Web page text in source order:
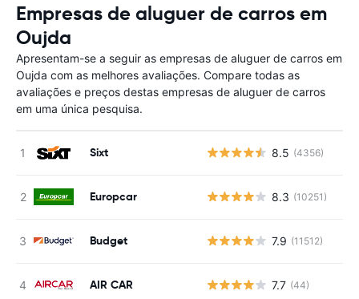
Empresas de aluguer de carros em
Oujda
Apresentam-se a seguir as empresas de aluguer de carros em
Oujda com as melhores avaliações. Compare todas as
avaliações e preços destas empresas de aluguer de carros
em uma única pesquisa.
Sixt 8.5 (4356)
Europcar 8.3 (10251)
Budget 7.9 (11512)
AIR CAR 7.7 (44)